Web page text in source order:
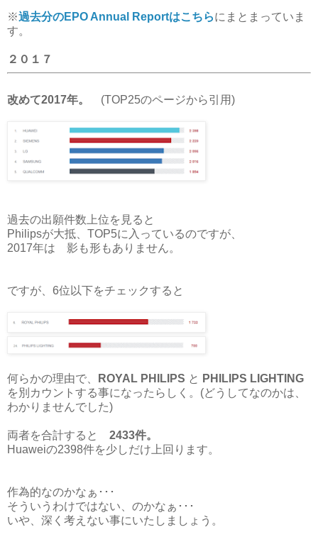
※過去分のEPO Annual Reportはこちらにまとまっていま
す。
２０１７
改めて2017年。 (TOP25のページから引用)
過去の出願件数上位を見ると
Philipsが大抵、TOP5に入っているのですが、
2017年は 影も形もありません。
ですが、6位以下をチェックすると
何らかの理由で、 ROYAL PHILIPS と PHILIPS LIGHTING
を別カウントする事になったらしく。 (どうしてなのかは、
わかりませんでした)
両者を合計すると
2433件。
Huaweiの2398件を少しだけ上回ります。
作為的なのかなぁ･･･
そういうわけではない、のかなぁ･･･
いや、深く考えない事にいたしましょう。